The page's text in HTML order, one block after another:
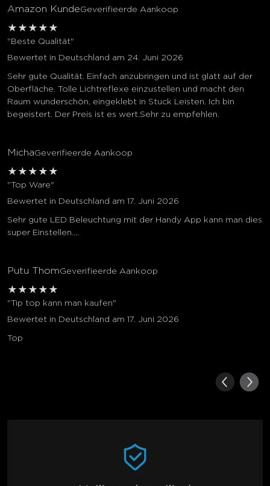
Amazon KundeGeverifieerde Aankoop
★ ★ ★ ★ ★
"Beste Qualität"
Bewertet in Deutschland am 24. Juni 2026
Sehr gute Qualität. Einfach anzubringen und ist glatt auf der
Oberfläche. Tolle Lichtreflexe einzustellen und macht den
Raum wunderschön, eingeklebt in Stuck Leisten. Ich bin
begeistert. Der Preis ist es wert.Sehr zu empfehlen.
MichaGeverifieerde Aankoop
★ ★ ★ ★ ★
"Top Ware"
Bewertet in Deutschland am 17. Juni 2026
Sehr gute LED Beleuchtung mit der Handy App kann man dies
super Einstellen....
Putu ThomGeverifieerde Aankoop
★ ★ ★ ★ ★
"Tip top kann man kaufen"
Bewertet in Deutschland am 17. Juni 2026
Top